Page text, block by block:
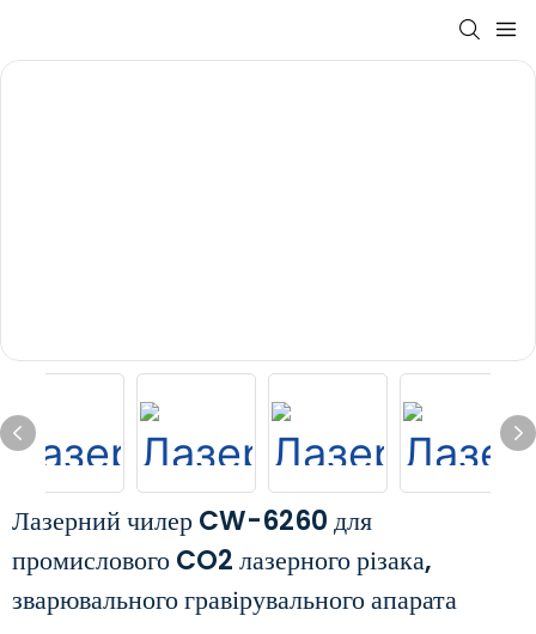
Лазерний чилер CW-6260 для
промислового CO2 лазерного різака,
зварювального гравірувального апарата